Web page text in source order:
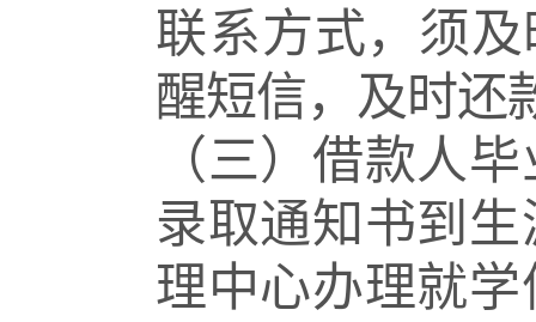
联系方式，须
醒短信，及时还
（三）借款人
录取通知书到
理中心办理就